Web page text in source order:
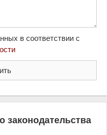
в соответствии с
законодательства